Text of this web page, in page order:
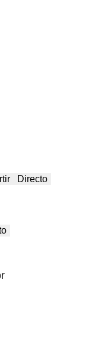
Directo